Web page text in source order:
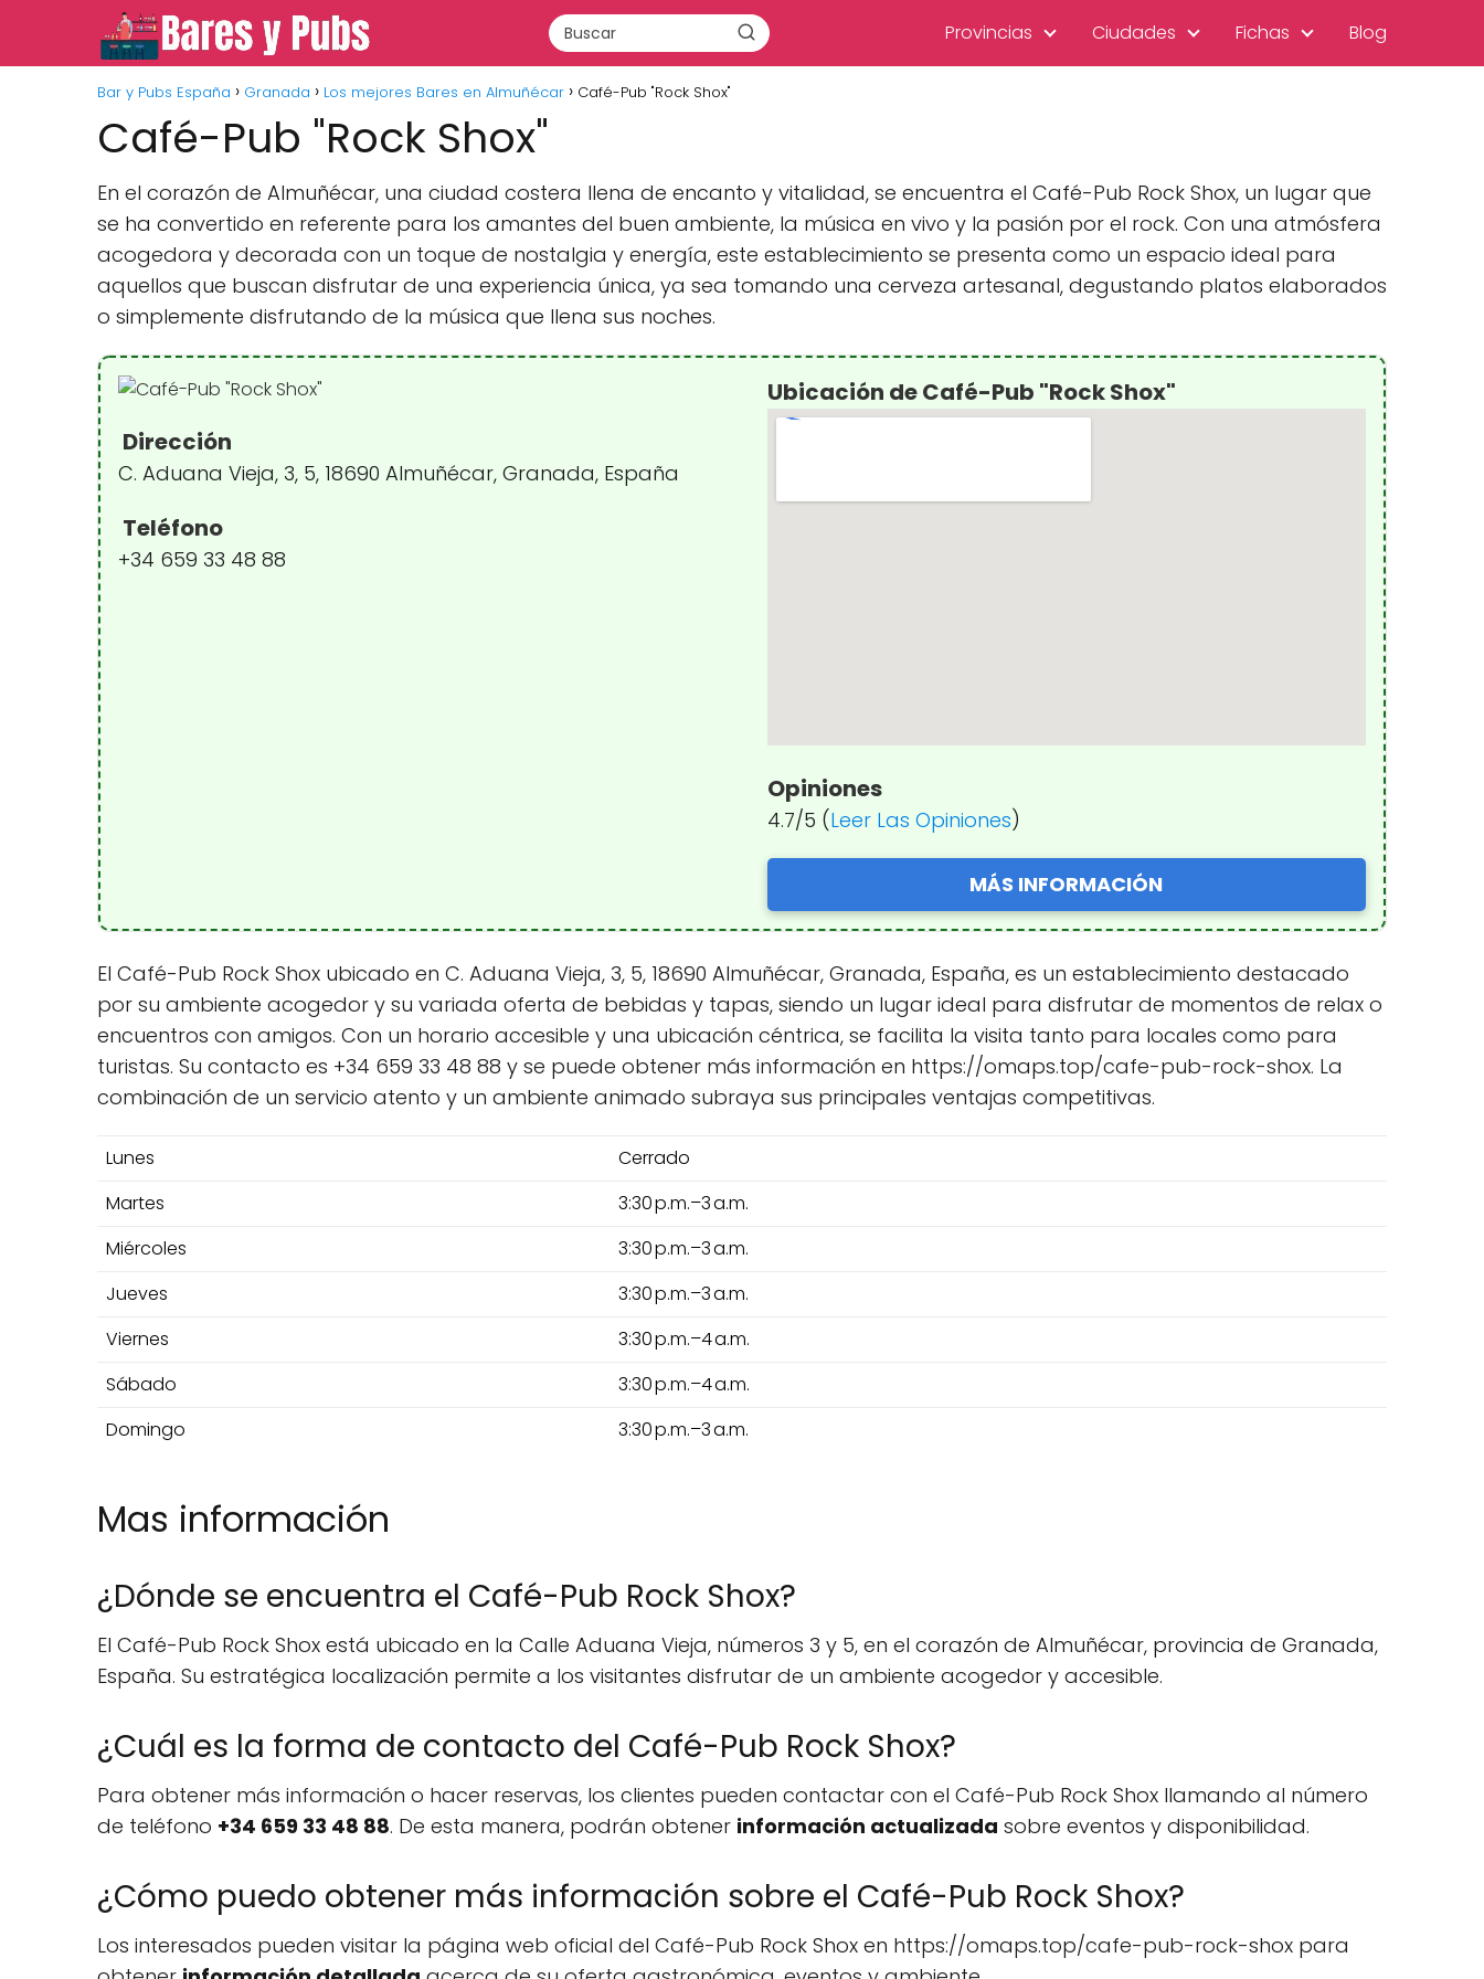
Provincias Ciudades Fichas Blog
Bar y Pubs España Granada Los mejores Bares en Almuñécar Café-Pub "Rock Shox"
Café-Pub "Rock Shox"
En el corazón de Almuñécar, una ciudad costera llena de encanto y vitalidad, se encuentra el Café-Pub Rock Shox, un lugar que
se ha convertido en referente para los amantes del buen ambiente, la música en vivo y la pasión por el rock. Con una atmósfera
acogedora y decorada con un toque de nostalgia y energía, este establecimiento se presenta como un espacio ideal para
aquellos que buscan disfrutar de una experiencia única, ya sea tomando una cerveza artesanal, degustando platos elaborados
o simplemente disfrutando de la música que llena sus noches.
Dirección
C. Aduana Vieja, 3, 5, 18690 Almuñécar, Granada, España
Teléfono
+34 659 33 48 88
Ubicación de Café-Pub "Rock Shox"
Opiniones
4.7/5 (Leer Las Opiniones)
MÁS INFORMACIÓN
El Café-Pub Rock Shox ubicado en C. Aduana Vieja, 3, 5, 18690 Almuñécar, Granada, España, es un establecimiento destacado
por su ambiente acogedor y su variada oferta de bebidas y tapas, siendo un lugar ideal para disfrutar de momentos de relax o
encuentros con amigos. Con un horario accesible y una ubicación céntrica, se facilita la visita tanto para locales como para
turistas. Su contacto es +34 659 33 48 88 y se puede obtener más información en https://omaps.top/cafe-pub-rock-shox. La
combinación de un servicio atento y un ambiente animado subraya sus principales ventajas competitivas.
Lunes
Cerrado
Martes
3:30 p.m.–3 a.m.
Miércoles
3:30 p.m.–3 a.m.
Jueves
3:30 p.m.–3 a.m.
Viernes
3:30 p.m.–4 a.m.
Sábado
3:30 p.m.–4 a.m.
Domingo
3:30 p.m.–3 a.m.
Mas información
¿Dónde se encuentra el Café-Pub Rock Shox?
El Café-Pub Rock Shox está ubicado en la Calle Aduana Vieja, números 3 y 5, en el corazón de Almuñécar, provincia de Granada,
España. Su estratégica localización permite a los visitantes disfrutar de un ambiente acogedor y accesible.
¿Cuál es la forma de contacto del Café-Pub Rock Shox?
Para obtener más información o hacer reservas, los clientes pueden contactar con el Café-Pub Rock Shox llamando al número
de teléfono +34 659 33 48 88. De esta manera, podrán obtener información actualizada sobre eventos y disponibilidad.
¿Cómo puedo obtener más información sobre el Café-Pub Rock Shox?
Los interesados pueden visitar la página web oficial del Café-Pub Rock Shox en https://omaps.top/cafe-pub-rock-shox para